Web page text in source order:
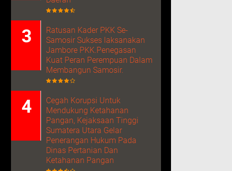
Ratusan Kader PKK Se-
Samosir Sukses laksanakan
Jambore PKK.Penegasan
Kuat Peran Perempuan Dalam
Membangun Samosir.
Cegah Korupsi Untuk
Mendukung Ketahanan
Pangan, Kejaksaan Tinggi
Sumatera Utara Gelar
Penerangan Hukum Pada
Dinas Pertanian Dan
Ketahanan Pangan